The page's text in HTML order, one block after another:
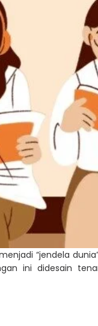
“jendela
ini didesain